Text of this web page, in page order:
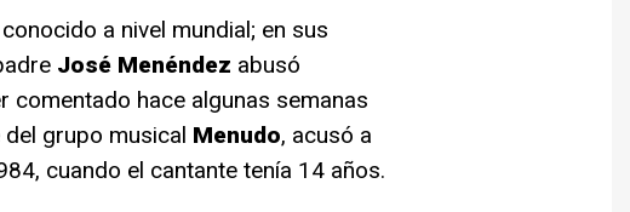
a nivel mundial; en sus
José Menéndez abusó
comentado hace algunas semanas
del grupo musical Menudo, acusó a
cuando el cantante tenía 14 años.